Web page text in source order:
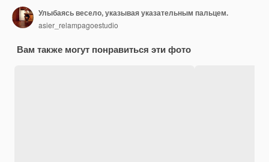
Улыбаясь весело, указывая указательным пальцем.
asier_relampagoestudio
Вам также могут понравиться эти фото